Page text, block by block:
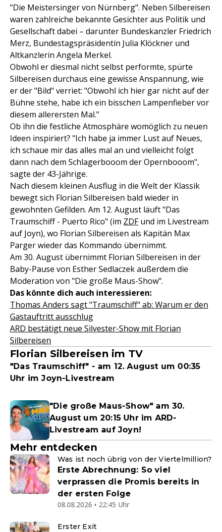
"Die Meistersinger von Nürnberg". Neben Silbereisen
waren zahlreiche bekannte Gesichter aus Politik und
Gesellschaft dabei – darunter Bundeskanzler Friedrich
Merz, Bundestagspräsidentin Julia Klöckner und
Altkanzlerin Angela Merkel.
Obwohl er diesmal nicht selbst performte, spürte
Silbereisen durchaus eine gewisse Anspannung, wie
er der "Bild" verriet: "Obwohl ich hier gar nicht auf der
Bühne stehe, habe ich ein bisschen Lampenfieber vor
diesem allerersten Mal."
Ob ihn die festliche Atmosphäre womöglich zu neuen
Ideen inspiriert? "Ich habe ja immer Lust auf Neues,
ich schaue mir das alles mal an und vielleicht folgt
dann nach dem Schlagerbooom der Opernbooom",
sagte der 43-Jährige.
Nach diesem kleinen Ausflug in die Welt der Klassik
bewegt sich Florian Silbereisen bald wieder in
gewohnten Gefilden. Am 12. August läuft "Das
Traumschiff - Puerto Rico" (im ZDFund im Livestream
auf Joyn), wo Florian Silbereisen als Kapitän Max
Parger wieder das Kommando übernimmt.
Am 30. August übernimmt Florian Silbereisen in der
Baby-Pause von Esther Sedlaczek außerdem die
Moderation von "Die große Maus-Show".
Das könnte dich auch interessieren:
Thomas Anders sagt "Traumschiff" ab: Warum er den
Gastauftritt ausschlug
ARD bestätigt neue Silvester-Show mit Florian
Silbereisen
Florian Silbereisen im TV
"Das Traumschiff" - am 12. August um 00:35
Uhr im Joyn-Livestream
"Die große Maus-Show" am 30.
August um 20:15 Uhr im ARD-
Livestream auf Joyn!
Mehr entdecken
Was ist noch übrig von der Viertelmillion?
Erste Abrechnung: So viel
verprassen die Promis bereits in
der ersten Folge
08.08.2026 • 22:45 Uhr
Erster Exit